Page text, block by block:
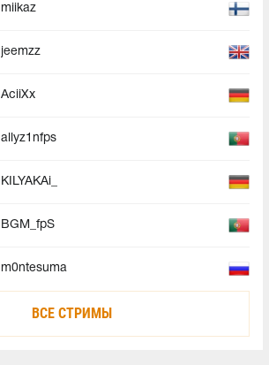
miikaz
jeemzz
AciiXx
allyz1nfps
KILYAKAi_
BGM_fpS
m0ntesuma
ВСЕ СТРИМЫ